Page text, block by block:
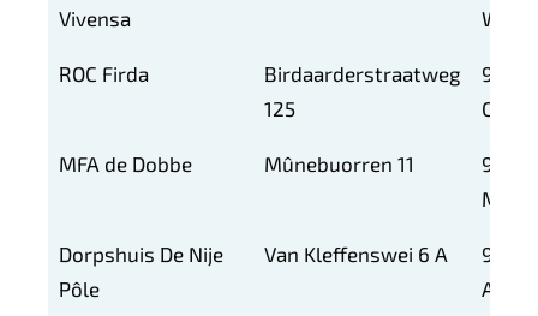
Vivensa
WB
ROC Firda
Birdaarderstraatweg
125
9101
CZ
MFA de Dobbe Mûnebuorren 11
9133
MA
Dorpshuis De Nije
Pôle
Van Kleffenswei 6 A
9155
AM